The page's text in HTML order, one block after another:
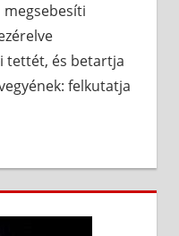
tettét, és betartja
felkutatja